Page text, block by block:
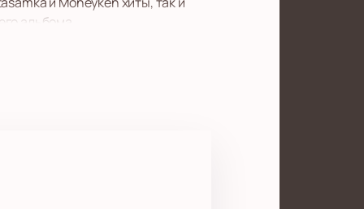
альбома.
хиты любимых